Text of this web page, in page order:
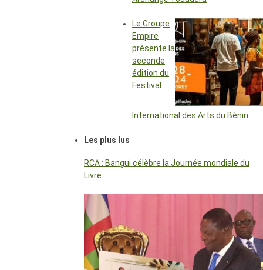
Le Groupe
Empire
présente la
seconde
édition du
Festival
International des Arts du Bénin
Les plus lus
RCA : Bangui célèbre la Journée mondiale du
Livre